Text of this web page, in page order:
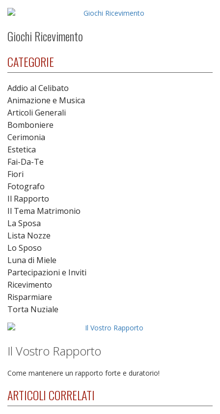
Giochi Ricevimento
CATEGORIE
Addio al Celibato
Animazione e Musica
Articoli Generali
Bomboniere
Cerimonia
Estetica
Fai-Da-Te
Fiori
Fotografo
Il Rapporto
Il Tema Matrimonio
La Sposa
Lista Nozze
Lo Sposo
Luna di Miele
Partecipazioni e Inviti
Ricevimento
Risparmiare
Torta Nuziale
Il Vostro Rapporto
Come mantenere un rapporto forte e duratorio!
ARTICOLI CORRELATI